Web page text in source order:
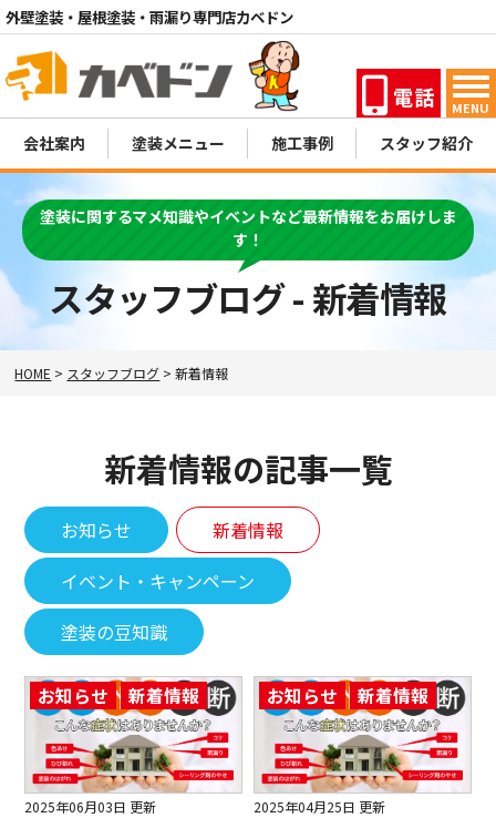
外壁塗装・屋根塗装・雨漏り専門店カベドン
電話 MENU
会社案内 塗装メニュー 施工事例 スタッフ紹介
スタッフブログ - 新着情報
塗装に関するマメ知識やイベントなど最新情報をお届けしま
す！
HOME > スタッフブログ >新着情報
新着情報の記事一覧
お知らせ
新着情報
イベント・キャンペーン
塗装の豆知識
2025年06月03日 更新
お知らせ 新着情報
2025年04月25日 更新
お知らせ 新着情報